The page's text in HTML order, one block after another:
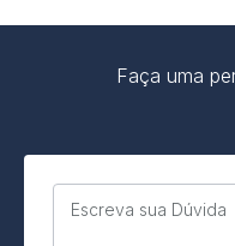
Faça uma
Escreva sua Dúvida